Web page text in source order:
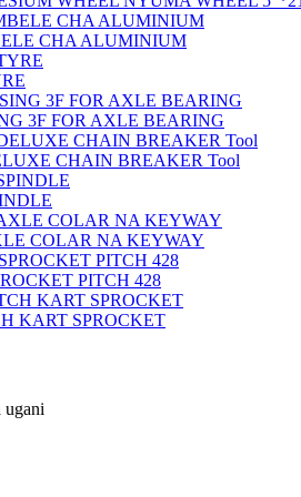
CHA ALUMINIUM
3F FOR AXLE BEARING
CHAIN ​​BREAKER Tool
COLAR NA KEYWAY
PITCH 428
KART SPROCKET